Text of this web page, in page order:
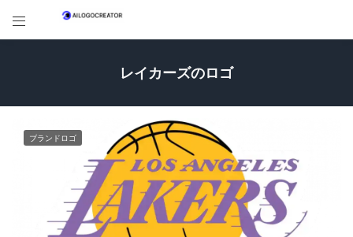

レイカーズのロゴ
ブランドロゴ